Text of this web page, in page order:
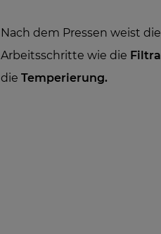
Nach dem Pressen weist
Arbeitsschritte wie die
dieTemperierung.